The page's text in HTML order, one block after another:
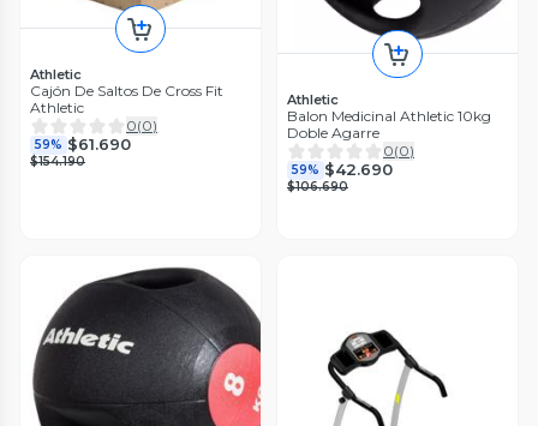
Athletic
Cajón De Saltos De Cross Fit
Athletic
0(0)
59% $61.690
$154.190
Athletic
Balon Medicinal Athletic 10kg
Doble Agarre
0(0)
59% $42.690
$106.690